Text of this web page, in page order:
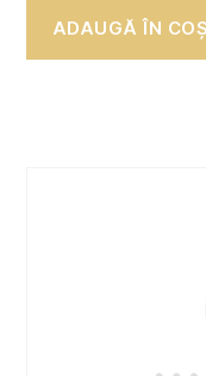
ADAUGĂ ÎN COȘ